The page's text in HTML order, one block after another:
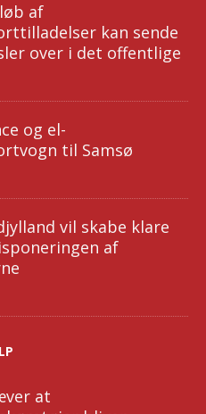
af
kan sende
over i det offentlige
og el-
til Samsø
vil skabe klare
af
at